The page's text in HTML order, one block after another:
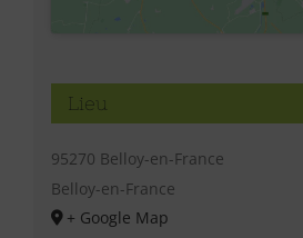
Lieu
95270 Belloy-en-France
Belloy-en-France
+ Google Map